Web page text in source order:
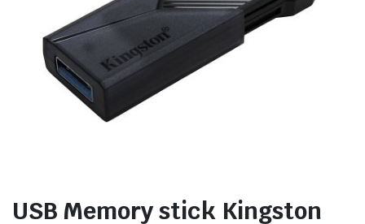
USB Memory stick Kingston